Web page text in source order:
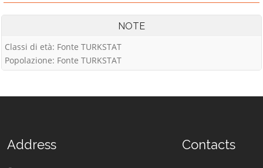
NOTE
Classi di età: Fonte TURKSTAT
Popolazione: Fonte TURKSTAT
Address Contacts